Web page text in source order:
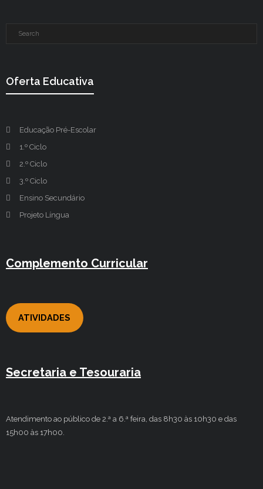
Oferta Educativa
Educação Pré-Escolar
1.º Ciclo
2.º Ciclo
3.º Ciclo
Ensino Secundário
Projeto Língua
Complemento Curricular
ATIVIDADES
Secretaria e Tesouraria
Atendimento ao público de 2.ª a 6.ª feira, das 8h30 às 10h30 e das
15h00 às 17h00.